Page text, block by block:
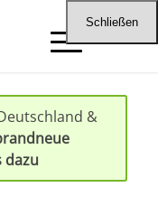
&
dazu
Schließen